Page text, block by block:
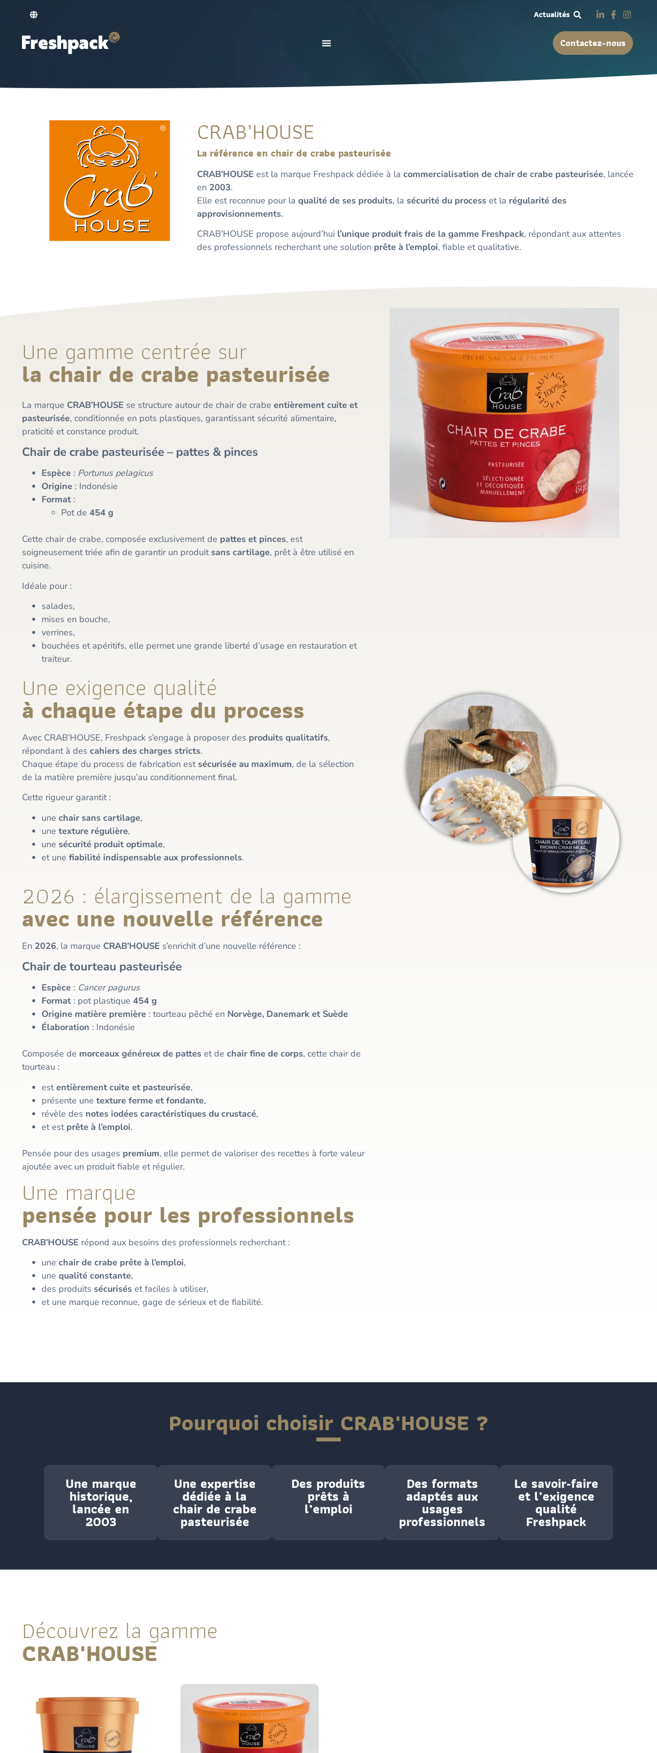
Actualités
Contactez-nous
CRAB’HOUSE
La référence en chair de crabe pasteurisée
CRAB’HOUSE est la marque Freshpack dédiée à lacommercialisation de chair de crabe pasteurisée, lancée
en 2003.
Elle est reconnue pour laqualité de ses produits, la sécurité du process et la régularité des
approvisionnements.
CRAB’HOUSE propose aujourd’hui l’unique produit frais de la gamme Freshpack, répondant aux attentes
des professionnels recherchant une solution prête à l’emploi, fiable et qualitative.
Une gamme centrée sur
la chair de crabe pasteurisée
La marque CRAB’HOUSE se structure autour de chair de crabe entièrement cuite et
pasteurisée, conditionnée en pots plastiques, garantissant sécurité alimentaire,
praticité et constance produit.
Chair de crabe pasteurisée – pattes & pinces
Espèce : Portunus pelagicus
Origine : Indonésie
Format :
Pot de 454 g
Cette chair de crabe, composée exclusivement de pattes et pinces, est
soigneusement triée afin de garantir un produit sans cartilage, prêt à être utilisé en
cuisine.
Idéale pour :
salades,
mises en bouche,
verrines,
bouchées et apéritifs, elle permet une grande liberté d’usage en restauration et
traiteur.
Une exigence qualité
à chaque étape du process
Avec CRAB’HOUSE, Freshpack s’engage à proposer des produits qualitatifs,
répondant à des cahiers des charges stricts.
Chaque étape du process de fabrication est sécurisée au maximum, de la sélection
de la matière première jusqu’au conditionnement final.
Cette rigueur garantit :
une chair sans cartilage,
une texture régulière,
une sécurité produit optimale,
et une fiabilité indispensable aux professionnels.
2026 : élargissement de la gamme
avec une nouvelle référence
En 2026, la marque CRAB’HOUSE s’enrichit d’une nouvelle référence :
Chair de tourteau pasteurisée
Espèce : Cancer pagurus
Format : pot plastique 454 g
Origine matière première : tourteau pêché en Norvège, Danemark et Suède
Élaboration : Indonésie
Composée de morceaux généreux de pattes et de chair fine de corps, cette chair de
tourteau :
estentièrement cuite et pasteurisée,
présente une texture ferme et fondante,
révèle des notes iodées caractéristiques du crustacé,
et est prête à l’emploi.
Pensée pour des usages premium, elle permet de valoriser des recettes à forte valeur
ajoutée avec un produit fiable et régulier.
Une marque
pensée pour les professionnels
CRAB’HOUSE répond aux besoins des professionnels recherchant :
une chair de crabe prête à l’emploi,
une qualité constante,
des produits sécurisés et faciles à utiliser,
et une marque reconnue, gage de sérieux et de fiabilité.
Pourquoi choisir CRAB'HOUSE ?
Une marque
historique,
lancée en
2003
Une expertise
dédiée à la
chair de crabe
pasteurisée
Des produits
prêts à
l’emploi
Des formats
adaptés aux
usages
professionnels
Le savoir‑faire
et l’exigence
qualité
Freshpack
Découvrez la gamme
CRAB'HOUSE